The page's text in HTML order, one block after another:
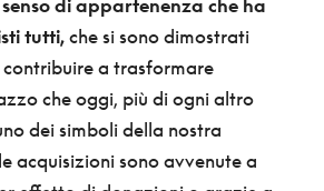
di appartenenza che ha
tutti,che si sono dimostrati
a trasformare
che oggi, più di ogni altro
dei simboli della nostra
acquisizioni sono avvenute a